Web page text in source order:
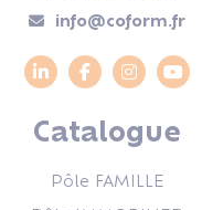
info@coform.fr
Catalogue
Pôle FAMILLE